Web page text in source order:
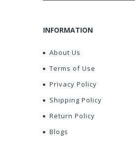
INFORMATION
About Us
Terms of Use
Privacy Policy
Shipping Policy
Return Policy
Blogs